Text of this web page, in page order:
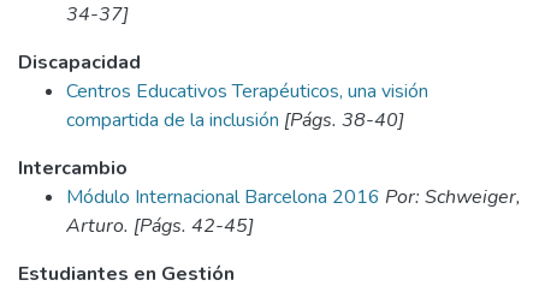
34-37]
Discapacidad
Centros Educativos Terapéuticos, una visión
compartida de la inclusión [Págs. 38-40]
Intercambio
Módulo Internacional Barcelona 2016 Por: Schweiger,
Arturo. [Págs. 42-45]
Estudiantes en Gestión